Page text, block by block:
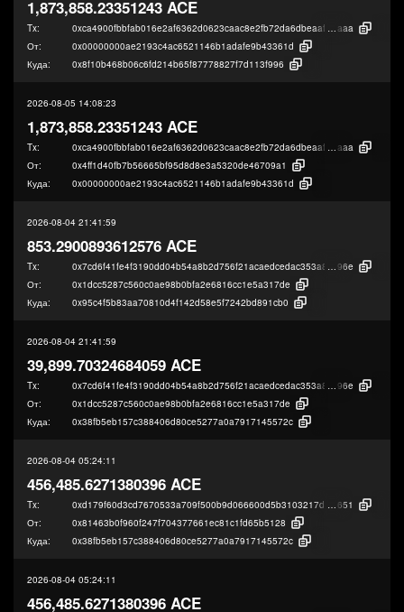
1,873,858.23351243 ACE
Tx: 0xca4900fbbfab016e2af6362d0623caac8e2fb72da6dbeaaf84de55260403d
aaa
От:
0x00000000ae2193c4ac6521146b1adafe9b43361d
Куда:
0x8f10b468b06c6fd214b65f87778827f7d113f996
2026-08-05 14:08:23
1,873,858.23351243 ACE
Tx: 0xca4900fbbfab016e2af6362d0623caac8e2fb72da6dbeaaf84de55260403d
aaa
От:
0x4ff1d40fb7b56665bf95d8d8e3a5320de46709a1
Куда:
0x00000000ae2193c4ac6521146b1adafe9b43361d
2026-08-04 21:41:59
853.2900893612576 ACE
Tx: 0x7cd6f41fe4f3190dd04b54a8b2d756f21acaedcedac353a8ae80191b5c9e9
96e
От:
0x1dcc5287c560c0ae98b0bfa2e6816cc1e5a317de
Куда:
0x95c4f5b83aa70810d4f142d58e5f7242bd891cb0
2026-08-04 21:41:59
39,899.70324684059 ACE
Tx: 0x7cd6f41fe4f3190dd04b54a8b2d756f21acaedcedac353a8ae80191b5c9e9
96e
От:
0x1dcc5287c560c0ae98b0bfa2e6816cc1e5a317de
Куда:
0x38fb5eb157c388406d80ce5277a0a7917145572c
2026-08-04 05:24:11
456,485.6271380396 ACE
Tx: 0xd179f60d3cd7670533a709f500b9d066600d5b3103217d18001f9b5e7dbf8
651
От:
0x81463b0f960f247f704377661ec81c1fd65b5128
Куда:
0x38fb5eb157c388406d80ce5277a0a7917145572c
2026-08-04 05:24:11
456,485.6271380396 ACE